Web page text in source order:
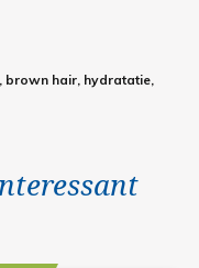
brown hair, hydratatie,